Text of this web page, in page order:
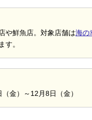
や鮮魚店。対象店舗は海の
す。
金）～12月8日（金）